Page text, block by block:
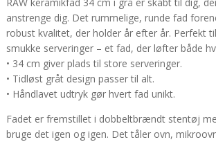
anstrenge dig. Det rummelige, runde fad
robust kvalitet, der holder år efter år. Perfekt
smukke serveringer – et fad, der løfter både
• 34 cm giver plads til store serveringer.
• Tidløst gråt design passer til alt.
• Håndlavet udtryk gør hvert fad unikt.
Fadet er fremstillet i dobbeltbrændt stentøj
bruge det igen og igen. Det tåler ovn,